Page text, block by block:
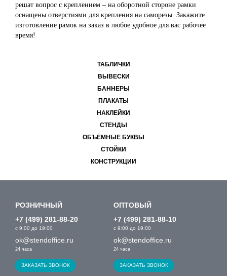
решат вопрос с креплением – на оборотной стороне рамки
оснащены отверстиями для крепления на саморезы. Закажите
изготовление рамок на заказ в любое удобное для вас рабочее
время!
ТАБЛИЧКИ
ВЫВЕСКИ
БАННЕРЫ
ПЛАКАТЫ
НАКЛЕЙКИ
СТЕНДЫ
ОБЪЁМНЫЕ БУКВЫ
СТОЙКИ
КОНСТРУКЦИИ
РОЗНИЧНЫЙ
+7 (499) 281-88-20
с 9:00 до 19:00
ok@stendoffice.ru
24 часа
ЗАКАЗАТЬ ЗВОНОК
ОПТОВЫЙ
+7 (499) 281-88-10
с 9:00 до 19:00
ok@stendoffice.ru
24 часа
ЗАКАЗАТЬ ЗВОНОК